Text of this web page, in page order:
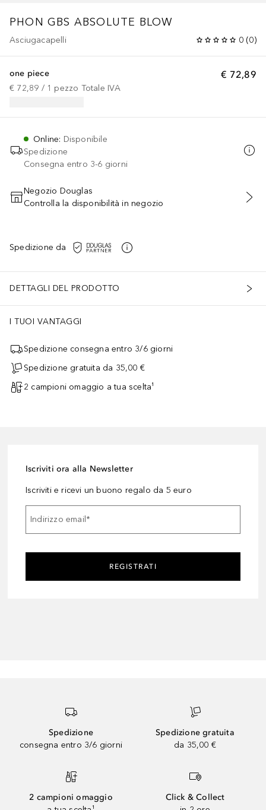
PHON GBS ABSOLUTE BLOW
Asciugacapelli 0 (0)
€ 72,89
one piece
€ 72,89 / 1 pezzo Totale IVA
Online: Disponibile
Spedizione
Consegna entro 3-6 giorni
AGGIUNGI AL CARRELLO
Negozio Douglas
Controlla la disponibilità in negozio
Spedizione da
DETTAGLI DEL PRODOTTO
I TUOI VANTAGGI
Spedizione consegna entro 3/6 giorni
Spedizione gratuita da 35,00 €
2 campioni omaggio a tua scelta¹
Iscriviti ora alla Newsletter
Iscriviti e ricevi un buono regalo da 5 euro
Indirizzo email*
REGISTRATI
Spedizione
consegna entro 3/6 giorni
Spedizione gratuita
da 35,00 €
2 campioni omaggio
Click & Collect